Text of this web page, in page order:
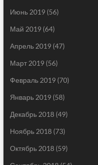
Июнь 2019(56)
Май 2019(64)
Апрель 2019(47)
Март 2019(56)
Февраль 2019(70)
Январь 2019(58)
Декабрь 2018(49)
Ноябрь 2018(73)
Октябрь 2018(59)